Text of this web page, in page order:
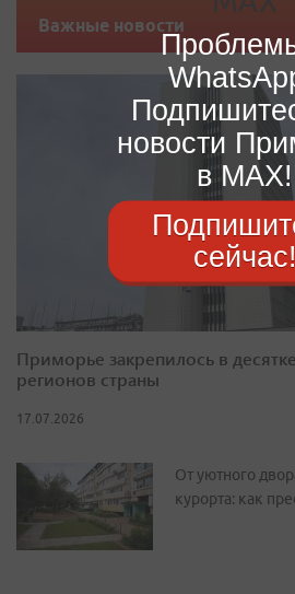
Важные новости
Приморье закрепилось в
регионов страны
17.07.2026
От уютного
курорта: как
новости
в MAX!
сейчас!